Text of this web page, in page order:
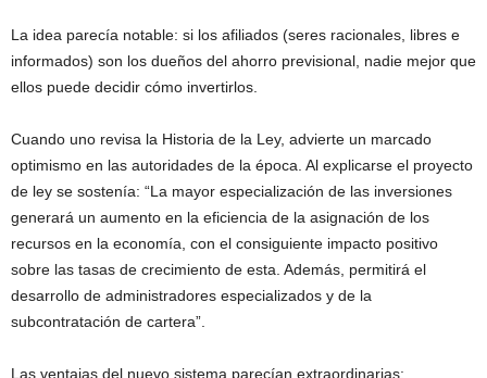
La idea parecía notable: si los afiliados (seres racionales, libres e
informados) son los dueños del ahorro previsional, nadie mejor que
ellos puede decidir cómo invertirlos.
Cuando uno revisa la Historia de la Ley, advierte un marcado
optimismo en las autoridades de la época. Al explicarse el proyecto
de ley se sostenía: “La mayor especialización de las inversiones
generará un aumento en la eficiencia de la asignación de los
recursos en la economía, con el consiguiente impacto positivo
sobre las tasas de crecimiento de esta. Además, permitirá el
desarrollo de administradores especializados y de la
subcontratación de cartera”.
Las ventajas del nuevo sistema parecían extraordinarias: